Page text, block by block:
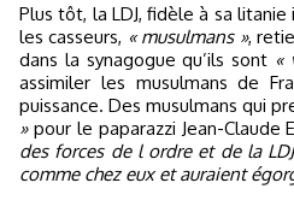
Plus tôt, la LDJ, fidèle à sa litanie islamophobe, a raconté que
les casseurs, « musulmans »,
dans la synagogue qu’ils sont «
assimiler les musulmans de
puissance. Des musulmans qui
»pour le paparazzi Jean-Claude
des forces de l ordre et de la
comme chez eux et auraient